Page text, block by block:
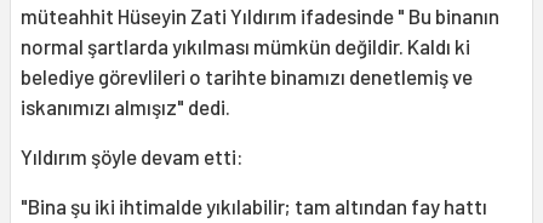
müteahhit Hüseyin Zati Yıldırım ifadesinde " Bu binanın
normal şartlarda yıkılması mümkün değildir. Kaldı ki
belediye görevlileri o tarihte binamızı denetlemiş ve
iskanımızı almışız" dedi.
Yıldırım şöyle devam etti:
"Bina şu iki ihtimalde yıkılabilir; tam altından fay hattı